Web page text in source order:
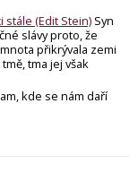
stále (Edit Stein) Syn
slávy proto, že
přikrývala zemi
tma jej však
kde se nám daří